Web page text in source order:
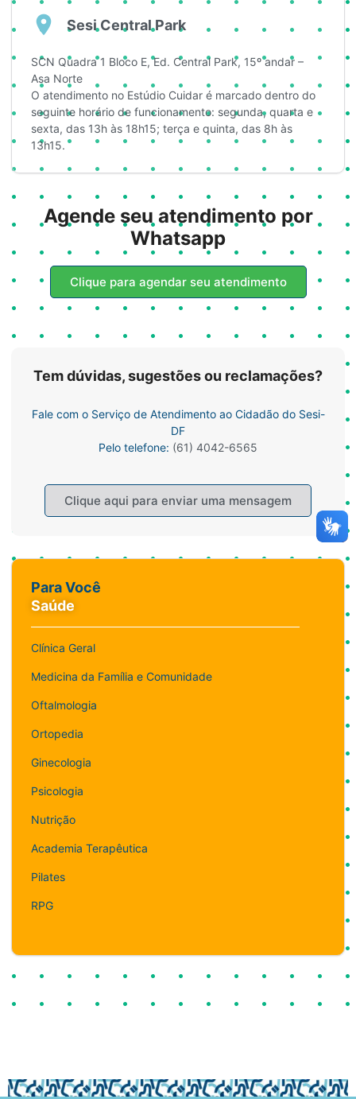
Sesi Central Park
SCN Quadra 1 Bloco E, Ed. Central Park, 15º andar –
Asa Norte
O atendimento no Estúdio Cuidar é marcado dentro do
seguinte horário de funcionamento: segunda, quarta e
sexta, das 13h às 18h15; terça e quinta, das 8h às
13h15.
Agende seu atendimento por
Whatsapp
Clique para agendar seu atendimento
Tem dúvidas, sugestões ou reclamações?
Fale com o Serviço de Atendimento ao Cidadão do Sesi-
DF
Pelo telefone: (61) 4042-6565
Clique aqui para enviar uma mensagem
Para Você
Saúde
Clínica Geral
Medicina da Família e Comunidade
Oftalmologia
Ortopedia
Ginecologia
Psicologia
Nutrição
Academia Terapêutica
Pilates
RPG